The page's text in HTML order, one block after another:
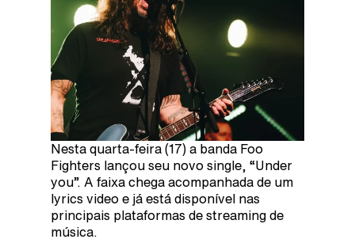
Nesta quarta-feira (17) a banda Foo
Fighters lançou seu novo single, “Under
you”. A faixa chega acompanhada de um
lyrics video e já está disponível nas
principais plataformas de streaming de
música.